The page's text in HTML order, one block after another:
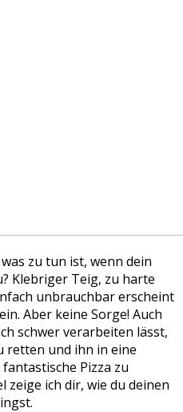
zu tun ist, wenn dein
Klebriger Teig, zu harte
unbrauchbar erscheint
Aber keine Sorge! Auch
schwer verarbeiten lässt,
retten und ihn in eine
Pizza zu
zeige ich dir, wie du deinen